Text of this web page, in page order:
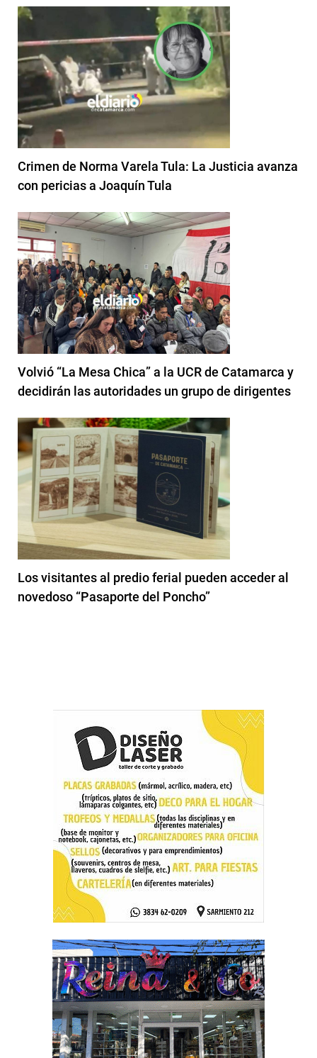
Crimen de Norma Varela Tula: La Justicia avanza
con pericias a Joaquín Tula
Volvió “La Mesa Chica” a la UCR de Catamarca y
decidirán las autoridades un grupo de dirigentes
Los visitantes al predio ferial pueden acceder al
novedoso “Pasaporte del Poncho”